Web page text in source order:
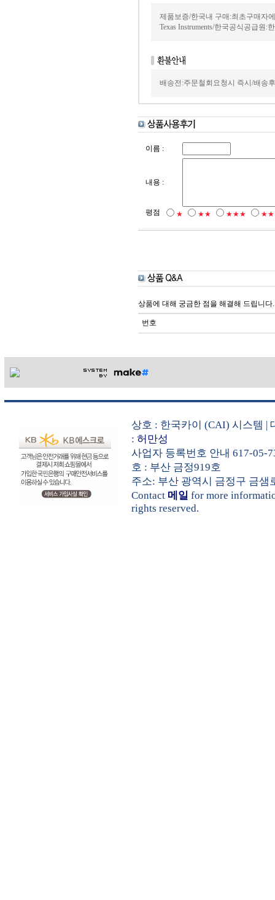
제품보증/한국내 구매:최초구매자
Texas Instruments/한국공식공급원:
배송전:주문철회요청시 즉시/배송
이름 :
내용 :
평점 ★ ★★ ★★★
상품에 대해 궁금한 점을 해결해 드립니다.
번호
상호 : 한국카이 (CAI) 시스템 |
: 허만성
사업자 등록번호 안내 617-05-
호 : 부산 금정919호
주소: 부산 광역시 금정구 금샘
Contact 메일 for more
rights reserved.